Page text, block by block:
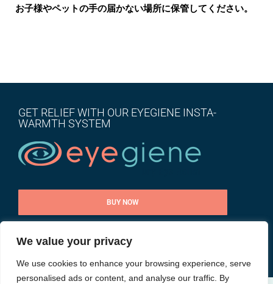
We value your privacy
We use cookies to enhance your browsing experience, serve
personalised ads or content, and analyse our traffic. By
お子様やペットの手の届かない場所に保管してください。
GET RELIEF WITH OUR EYEGIENE INSTA-
WARMTH SYSTEM
BUY NOW
CONTACT US